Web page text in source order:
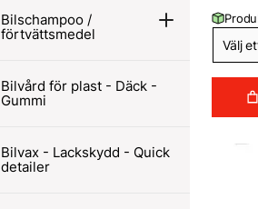
Bilschampoo /
förtvättsmedel
Bilvård för plast - Däck -
Gummi
Bilvax - Lackskydd - Quick
detailer